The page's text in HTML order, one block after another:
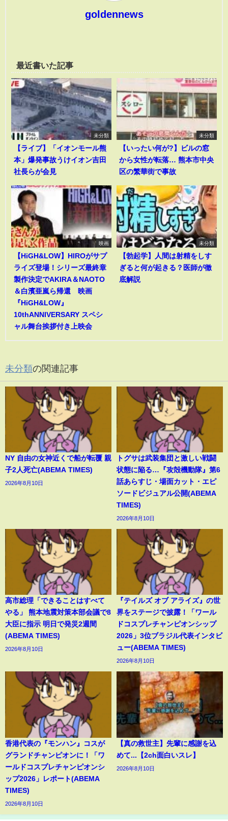
goldennews
最近書いた記事
未分類
【ライブ】「イオンモール熊
本」爆発事故うけイオン吉田
社長らが会見
未分類
【いったい何が?】ビルの窓
から女性が転落… 熊本市中央
区の繁華街で事故
映画
【HiGH&LOW】HIROがサプ
ライズ登場！シリーズ最終章
製作決定でAKIRA＆NAOTO
＆白濱亜嵐ら帰還 映画
『HiGH&LOW』
10thANNIVERSARY スペシ
ャル舞台挨拶付き上映会
未分類
【勃起学】人間は射精をしす
ぎると何が起きる？医師が徹
底解説
未分類の関連記事
NY 自由の女神近くで船が転覆 親
子2人死亡(ABEMA TIMES)
2026年8月10日
トグサは武装集団と激しい戦闘
状態に陥る…『攻殻機動隊』第6
話あらすじ・場面カット・エピ
ソードビジュアル公開(ABEMA
TIMES)
2026年8月10日
高市総理「できることはすべて
やる」 熊本地震対策本部会議で8
大臣に指示 明日で発災2週間
(ABEMA TIMES)
2026年8月10日
『テイルズ オブ アライズ』の世
界をステージで披露！「ワール
ドコスプレチャンピオンシップ
2026」3位ブラジル代表インタビ
ュー(ABEMA TIMES)
2026年8月10日
香港代表の『モンハン』コスが
グランドチャンピオンに！「ワ
ールドコスプレチャンピオンシ
ップ2026」レポート(ABEMA
TIMES)
2026年8月10日
【真の救世主】先輩に感謝を込
めて...【2ch面白いスレ】
2026年8月10日